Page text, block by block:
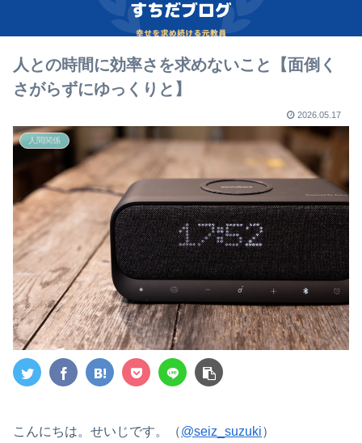
人との時間に効率さを求めないこと【面倒く
さがらずにゆっくりと】
2026.05.17
人間関係
こんにちは。せいじです。（@seiz_suzuki）